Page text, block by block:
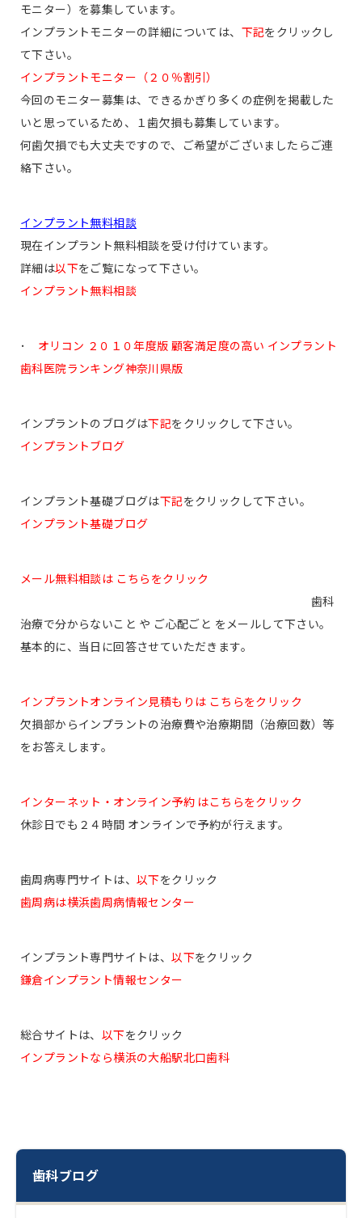
歯科ブログ
モニター）を募集しています。
インプラントモニターの詳細については、 下記をクリックし
て下さい。
インプラントモニター（２０％割引）
今回のモニター募集は、できるかぎり多くの症例を掲載した
いと思っているため、１歯欠損も募集しています。
何歯欠損でも大丈夫ですので、ご希望がございましたらご連
絡下さい。
インプラント無料相談
現在インプラント無料相談を受け付けています。
詳細は以下をご覧になって下さい。
インプラント無料相談
･ オリコン ２０１０年度版 顧客満足度の高い インプラント
歯科医院ランキング神奈川県版
インプラントのブログは下記をクリックして下さい。
インプラントブログ
インプラント基礎ブログは下記をクリックして下さい。
インプラント基礎ブログ
メール無料相談は こちらをクリック
歯科
治療で分からないこと や ご心配ごと をメールして下さい。
基本的に、当日に回答させていただきます。
インプラントオンライン見積もりは こちらをクリック
欠損部からインプラントの治療費や治療期間（治療回数）等
をお答えします。
インターネット・オンライン予約 はこちらをクリック
休診日でも２４時間 オンラインで予約が行えます。
歯周病専門サイトは、 以下をクリック
歯周病は横浜歯周病情報センター
インプラント専門サイトは、以下をクリック
鎌倉インプラント情報センター
総合サイトは、 以下をクリック
インプラントなら横浜の大船駅北口歯科